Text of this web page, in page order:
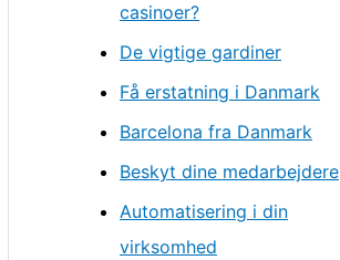
casinoer?
De vigtige gardiner
Få erstatning i Danmark
Barcelona fra Danmark
Beskyt dine medarbejdere
Automatisering i din
virksomhed